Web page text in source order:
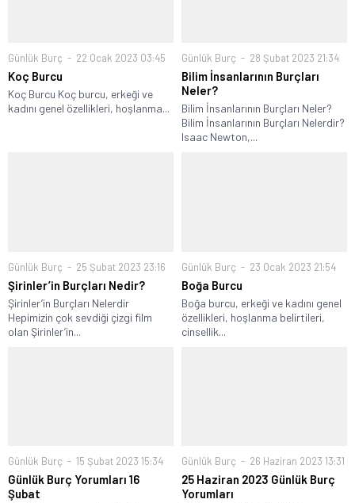
Günlük Burç 22 Ocak 2023 03:45
Koç Burcu
Koç Burcu Koç burcu, erkeği ve
kadını genel özellikleri, hoşlanma...
Günlük Burç 28 Şubat 2023 21:34
Bilim İnsanlarının Burçları
Neler?
Bilim İnsanlarının Burçları Neler?
Bilim İnsanlarının Burçları Nelerdir?
Isaac Newton,...
Günlük Burç 25 Şubat 2023 23:16
Şirinler’in Burçları Nedir?
Şirinler’in Burçları Nelerdir
Hepimizin çok sevdiği çizgi film
olan Şirinler’in...
Günlük Burç 23 Ocak 2023 21:54
Boğa Burcu
Boğa burcu, erkeği ve kadını genel
özellikleri, hoşlanma belirtileri,
cinsellik...
Günlük Burç 15 Şubat 2023 15:34
Günlük Burç Yorumları 16
Şubat
Günlük Burç 26 Haziran 2023 13:31
25 Haziran 2023 Günlük Burç
Yorumları